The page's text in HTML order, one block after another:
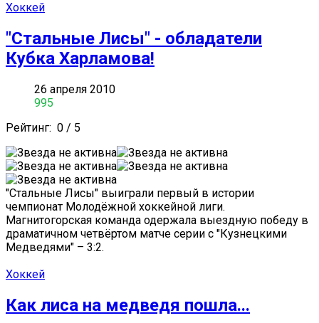
Хоккей
"Стальные Лисы" - обладатели
Кубка Харламова!
26 апреля 2010
995
Рейтинг: 0 / 5
"Стальные Лисы" выиграли первый в истории
чемпионат Молодёжной хоккейной лиги.
Магнитогорская команда одержала выездную победу в
драматичном четвёртом матче серии с "Кузнецкими
Медведями" – 3:2.
Хоккей
Как лиса на медведя пошла...